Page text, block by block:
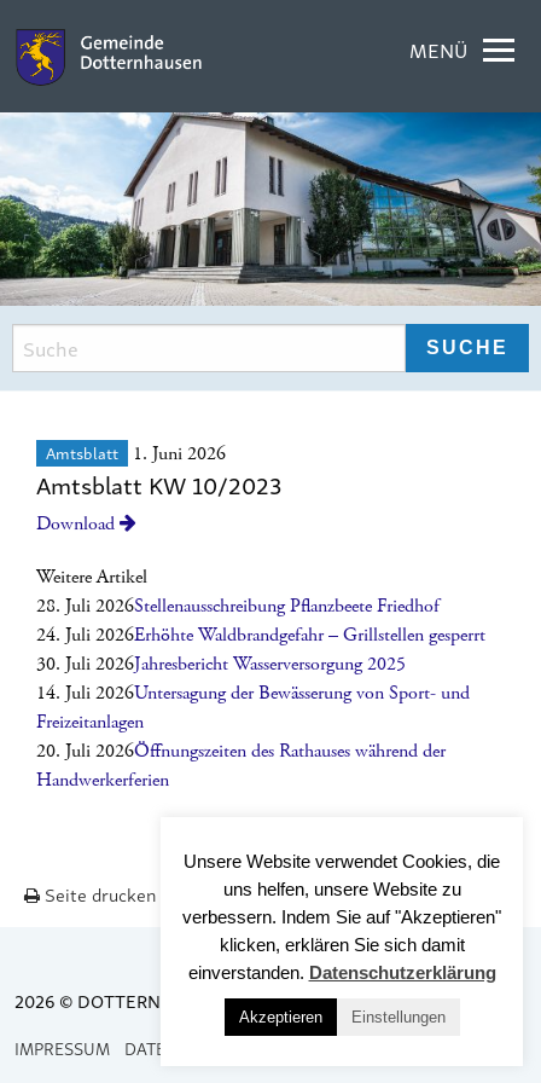
MENÜ
Amtsblatt 1. Juni 2026
Amtsblatt KW 10/2023
Download
Weitere Artikel
28. Juli 2026Stellenausschreibung Pflanzbeete Friedhof
24. Juli 2026Erhöhte Waldbrandgefahr – Grillstellen gesperrt
30. Juli 2026Jahresbericht Wasserversorgung 2025
14. Juli 2026Untersagung der Bewässerung von Sport- und
Freizeitanlagen
20. Juli 2026Öffnungszeiten des Rathauses während der
Handwerkerferien
Seite drucken Nach OBEN
2026 © DOTTERNHAUSEN
IMPRESSUM DATENSCHUTZ
Unsere Website verwendet Cookies, die
uns helfen, unsere Website zu
verbessern. Indem Sie auf "Akzeptieren"
klicken, erklären Sie sich damit
einverstanden. Datenschutzerklärung
Akzeptieren Einstellungen